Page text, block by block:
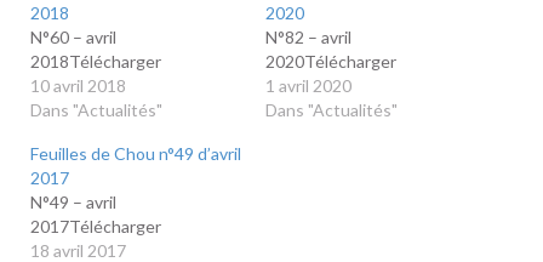
2018
N°60 – avril
2018Télécharger
10 avril 2018
Dans "Actualités"
2020
N°82 – avril
2020Télécharger
1 avril 2020
Dans "Actualités"
Feuilles de Chou n°49 d’avril
2017
N°49 – avril
2017Télécharger
18 avril 2017